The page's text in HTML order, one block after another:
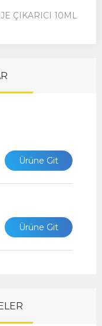
ÇIKARICI 10ML
Ürüne Git
Ürüne Git